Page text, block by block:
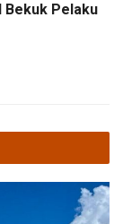
Pelaku